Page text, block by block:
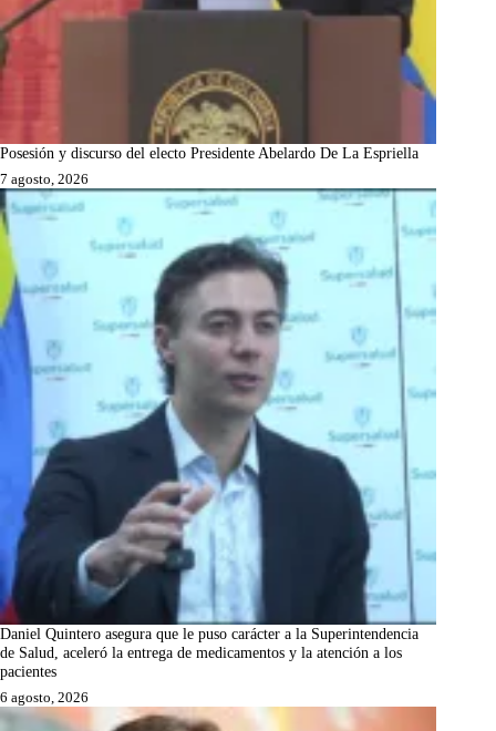
Posesión y discurso del electo Presidente Abelardo De La Espriella
7 agosto, 2026
Daniel Quintero asegura que le puso carácter a la Superintendencia
de Salud, aceleró la entrega de medicamentos y la atención a los
pacientes
6 agosto, 2026